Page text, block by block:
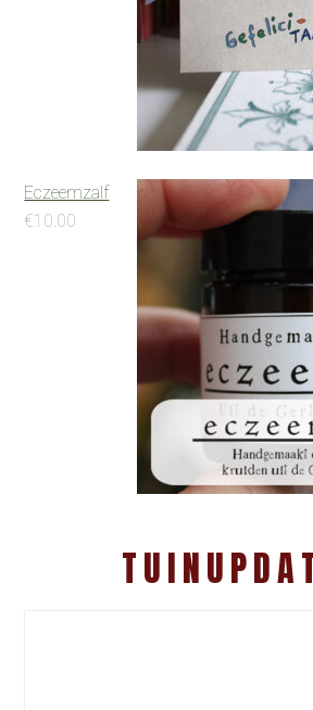
Eczeemzalf
€10.00